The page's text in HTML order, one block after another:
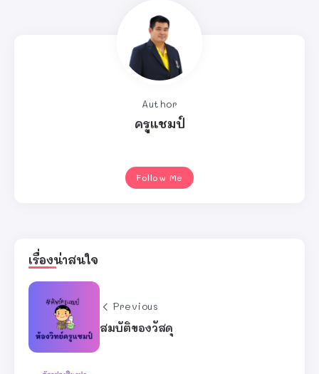
Author
ครูแชมป์
Follow Me
เรื่องน่าสนใจ
Previous
สมบัติของวัสดุ